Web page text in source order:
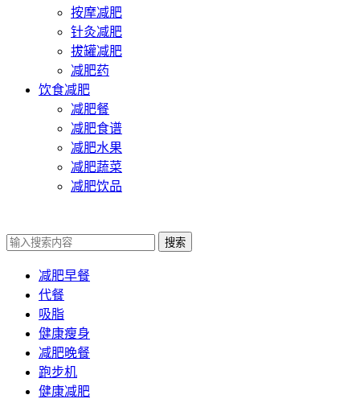
按摩减肥
针灸减肥
拔罐减肥
减肥药
饮食减肥
减肥餐
减肥食谱
减肥水果
减肥蔬菜
减肥饮品
搜索
减肥早餐
代餐
吸脂
健康瘦身
减肥晚餐
跑步机
健康减肥